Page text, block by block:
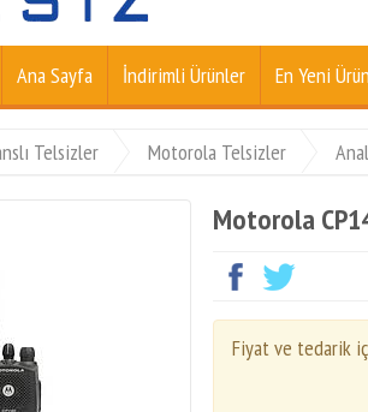
Ana Sayfa İndirimli Ürünler En Yeni
Telsizler Motorola Telsizler
Motorola
Fiyat ve tedarik